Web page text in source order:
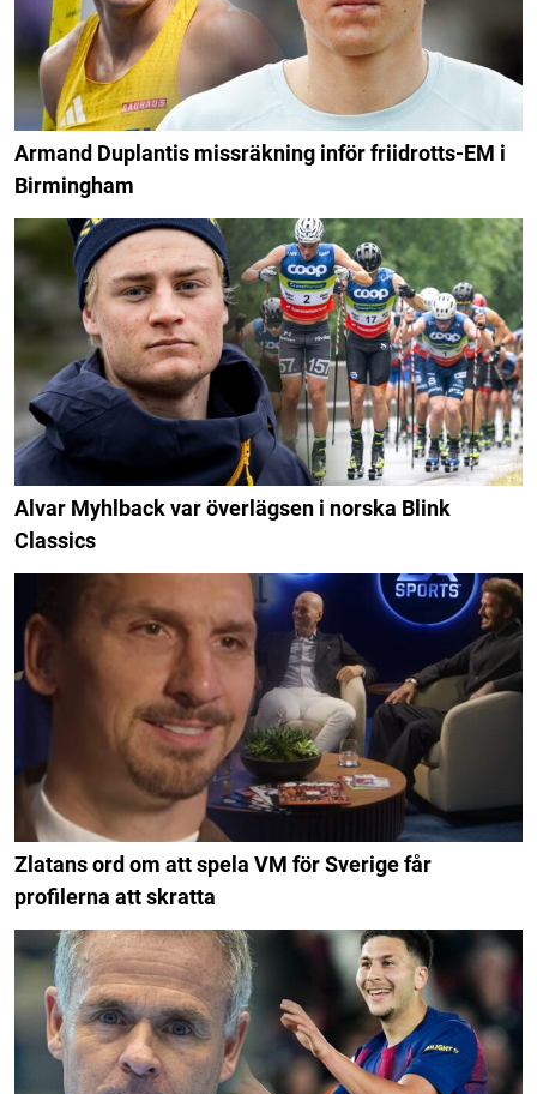
Armand Duplantis missräkning inför friidrotts-EM i
Birmingham
Alvar Myhlback var överlägsen i norska Blink
Classics
Zlatans ord om att spela VM för Sverige får
profilerna att skratta